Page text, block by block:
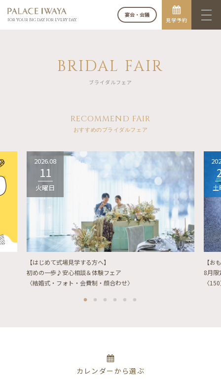
FOR YOUR BIG DAY. FOR EVERY DAY.
宴会・会議
見学予約
BRIDAL FAIR
ブライダルフェア
RECOMMEND FAIR
おすすめのブライダルフェア
2026.08
11
火曜日
【はじめて式場見学する方へ】
初めの一歩♪安心相談＆体験フェア
〈結婚式・フォト・会費制・顔合わせ〉
土
【お
8月限
〈
カレンダーから選ぶ